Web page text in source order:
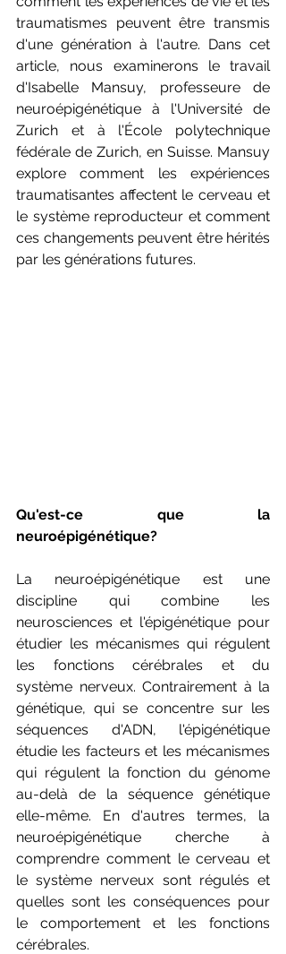
traumatismes peuvent être transmis
d'une génération à l'autre. Dans cet
article, nous examinerons le travail
d'Isabelle Mansuy, professeure de
neuroépigénétique à l'Université de
Zurich et à l'École polytechnique
fédérale de Zurich, en Suisse. Mansuy
explore comment les expériences
traumatisantes affectent le cerveau et
le système reproducteur et comment
ces changements peuvent être hérités
par les générations futures.
Qu'est-ce que la
neuroépigénétique?
La neuroépigénétique est une
discipline qui combine les
neurosciences et l'épigénétique pour
étudier les mécanismes qui régulent
les fonctions cérébrales et du
système nerveux. Contrairement à la
génétique, qui se concentre sur les
séquences d'ADN, l'épigénétique
étudie les facteurs et les mécanismes
qui régulent la fonction du génome
au-delà de la séquence génétique
elle-même. En d'autres termes, la
neuroépigénétique cherche à
comprendre comment le cerveau et
le système nerveux sont régulés et
quelles sont les conséquences pour
le comportement et les fonctions
cérébrales.